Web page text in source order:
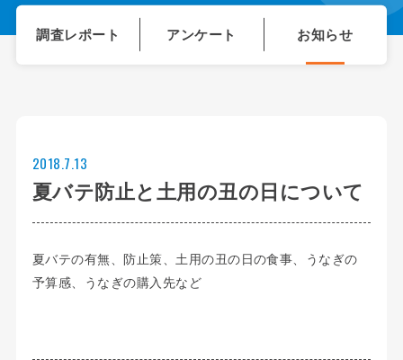
調査レポート アンケート お知らせ
夏バテ防止と土用の丑の日について
2018.7.13
夏バテの有無、防止策、土用の丑の日の食事、うなぎの
予算感、うなぎの購入先など